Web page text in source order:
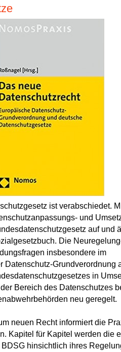
ist verabschiedet.
und
auf und
Die
insbesondere im
Datenschutz-Grundverordnung
in
Bereich des Datenschutzes
neu geregelt.
neuen Recht informiert die
Kapitel für Kapitel werden die
hinsichtlich ihres